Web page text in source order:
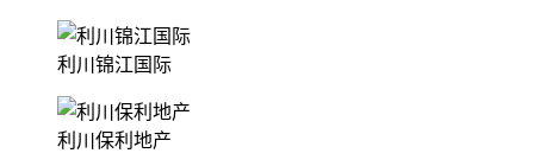
利川锦江国际
利川保利地产